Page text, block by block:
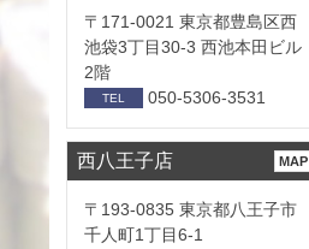
〒171-0021 東京都豊島区西
池袋3丁目30-3 西池本田ビル
2階
TEL 050-5306-3531
西八王子店 MAP
〒193-0835 東京都八王子市
千人町1丁目6-1